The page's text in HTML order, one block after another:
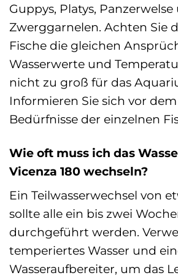
Guppys, Platys, Panzerwelse
Zwerggarnelen. Achten Sie
Fische die gleichen
Wasserwerte und
nicht zu groß für das
Informieren Sie sich vor
Bedürfnisse der einzelnen
Wie oft muss ich das
Vicenza 180 wechseln?
Ein Teilwasserwechsel von
sollte alle ein bis zwei
durchgeführt werden.
temperiertes Wasser und
Wasseraufbereiter, um das